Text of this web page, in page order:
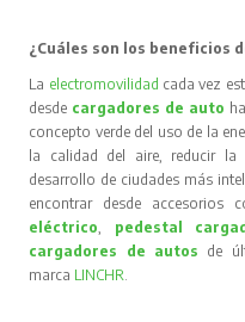
¿Cuáles son los beneficios
La electromovilidad cada vez
desde cargadores de auto
concepto verde del uso de la
la calidad del aire, reducir la
desarrollo de ciudades más
encontrar desde accesorios
eléctrico, pedestal
cargadores de autos de
marca LINCHR.